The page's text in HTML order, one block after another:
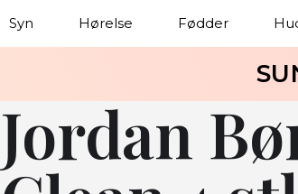
Syn Hørelse Fødder
Jordan